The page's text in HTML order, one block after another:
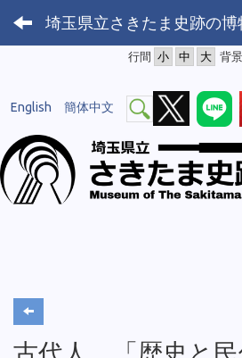
埼玉県立さきたま史跡の博
背景
行間
English 簡体中文
古代人、「歴史と